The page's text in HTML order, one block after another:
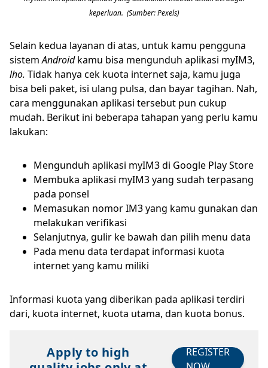
keperluan. (Sumber: Pexels)
Selain kedua layanan di atas, untuk kamu pengguna
sistemAndroidkamu bisa mengunduh aplikasi myIM3,
lho. Tidak hanya cek kuota internet saja, kamu juga
bisa beli paket, isi ulang pulsa, dan bayar tagihan. Nah,
cara menggunakan aplikasi tersebut pun cukup
mudah. Berikut ini beberapa tahapan yang perlu kamu
lakukan:
Mengunduh aplikasi myIM3 di Google Play Store
Membuka aplikasi myIM3 yang sudah terpasang
pada ponsel
Memasukan nomor IM3 yang kamu gunakan dan
melakukan verifikasi
Selanjutnya, gulir ke bawah dan pilih menu data
Pada menu data terdapat informasi kuota
internet yang kamu miliki
Informasi kuota yang diberikan pada aplikasi terdiri
dari, kuota internet, kuota utama, dan kuota bonus.
Apply to high
REGISTER